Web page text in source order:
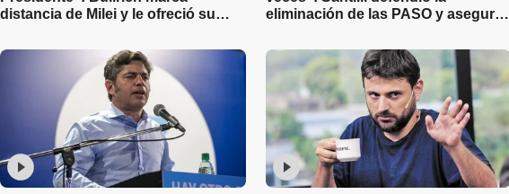
distancia de Milei y le ofreció su
Libertad Avanza
eliminación de las PASO y aseguró
millones de dólares